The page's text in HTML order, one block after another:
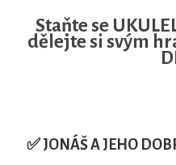
Staňte se
dělejte si svým
✅ JONÁŠ A JEHO